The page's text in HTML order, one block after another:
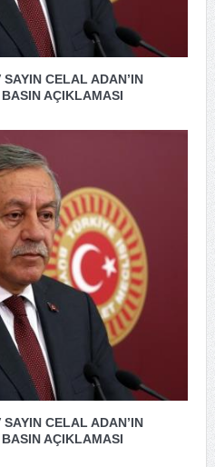
CELAL ADAN’IN
AÇIKLAMASI
CELAL ADAN’IN
AÇIKLAMASI